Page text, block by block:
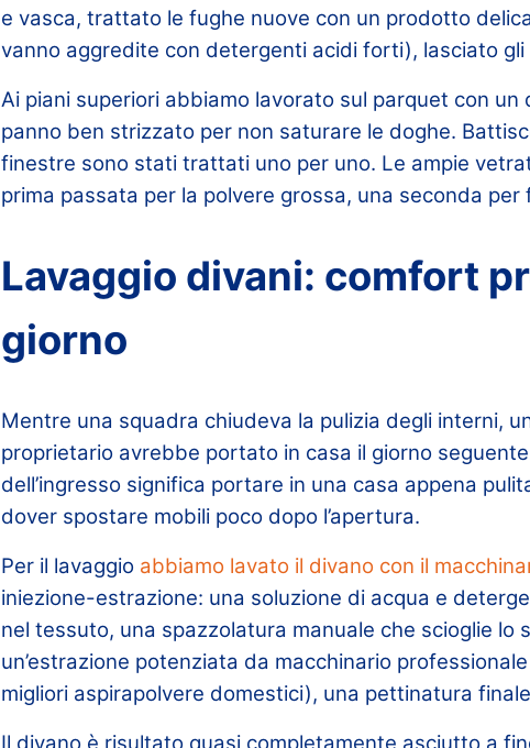
e vasca, trattato le fughe nuove con un prodotto
vanno aggredite con detergenti acidi forti), lasciato gli
Ai piani superiori abbiamo lavorato sul parquet con
panno ben strizzato per non saturare le doghe.
finestre sono stati trattati uno per uno. Le ampie
prima passata per la polvere grossa, una seconda per
Lavaggio divani: comfort
giorno
Mentre una squadra chiudeva la pulizia degli interni,
proprietario avrebbe portato in casa il giorno
dell’ingresso significa portare in una casa appena
dover spostare mobili poco dopo l’apertura.
Per il lavaggio abbiamo lavato il divano con il
iniezione-estrazione: una soluzione di acqua e
nel tessuto, una spazzolatura manuale che scioglie
un’estrazione potenziata da macchinario
migliori aspirapolvere domestici), una pettinatura